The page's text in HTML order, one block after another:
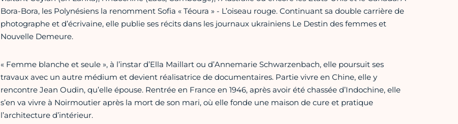
Bora-Bora, les Polynésiens la renomment Sofia « Téoura » - L’oiseau rouge. Continuant sa double carrière de
photographe et d’écrivaine, elle publie ses récits dans les journaux ukrainiens Le Destin des femmes et
Nouvelle Demeure.
« Femme blanche et seule », à l’instar d’Ella Maillart ou d’Annemarie Schwarzenbach, elle poursuit ses
travaux avec un autre médium et devient réalisatrice de documentaires. Partie vivre en Chine, elle y
rencontre Jean Oudin, qu’elle épouse. Rentrée en France en 1946, après avoir été chassée d’Indochine, elle
s’en va vivre à Noirmoutier après la mort de son mari, où elle fonde une maison de cure et pratique
l’architecture d’intérieur.